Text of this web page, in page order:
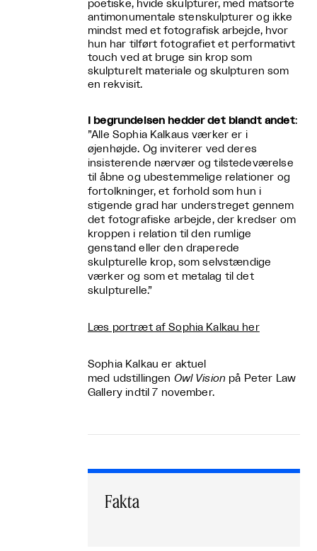
poetiske, hvide skulpturer, med matsorte
antimonumentale stenskulpturer og ikke
mindst med et fotografisk arbejde, hvor
hun har tilført fotografiet et performativt
touch ved at bruge sin krop som
skulpturelt materiale og skulpturen som
en rekvisit.
I begrundelsen hedder det blandt andet:
”Alle Sophia Kalkaus værker er i
øjenhøjde. Og inviterer ved deres
insisterende nærvær og tilstedeværelse
til åbne og ubestemmelige relationer og
fortolkninger, et forhold som hun i
stigende grad har understreget gennem
det fotografiske arbejde, der kredser om
kroppen i relation til den rumlige
genstand eller den draperede
skulpturelle krop, som selvstændige
værker og som et metalag til det
skulpturelle.”
Læs portræt af Sophia Kalkau her
Sophia Kalkau er aktuel
med udstillingen Owl Vision på Peter Law
Gallery indtil 7 november.
Fakta